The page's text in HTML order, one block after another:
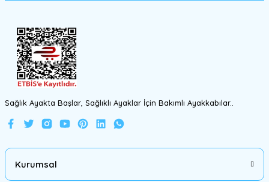
Sağlık Ayakta Başlar, Sağlıklı Ayaklar İçin Bakımlı Ayakkabılar..
Kurumsal